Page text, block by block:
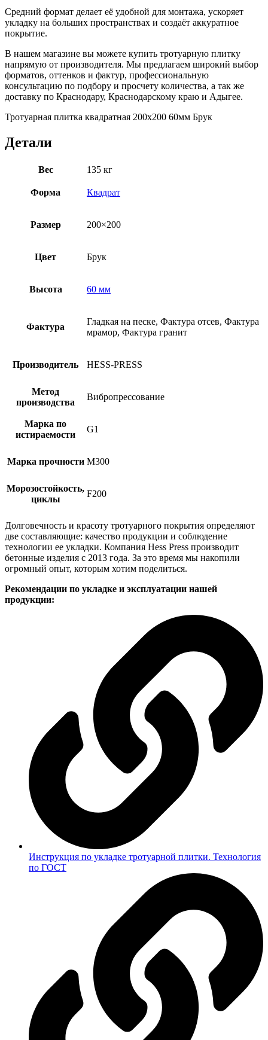
Средний формат делает её удобной для монтажа, ускоряет
укладку на больших пространствах и создаёт аккуратное
покрытие.
В нашем магазине вы можете купить тротуарную плитку
напрямую от производителя. Мы предлагаем широкий выбор
форматов, оттенков и фактур, профессиональную
консультацию по подбору и просчету количества, а так же
доставку по Краснодару, Краснодарскому краю и Адыгее.
Тротуарная плитка квадратная 200х200 60мм Брук
Детали
Вес 135 кг
Форма Квадрат
Размер 200×200
Цвет Брук
Высота 60 мм
Фактура
Гладкая на песке, Фактура отсев, Фактура
мрамор, Фактура гранит
Производитель HESS-PRESS
Метод
производства
Вибропрессование
Марка по
истираемости
G1
Марка прочности М300
Морозостойкость,
циклы
F200
Долговечность и красоту тротуарного покрытия определяют
две составляющие: качество продукции и соблюдение
технологии ее укладки. Компания Hess Press производит
бетонные изделия с 2013 года. За это время мы накопили
огромный опыт, которым хотим поделиться.
Рекомендации по укладке и эксплуатации нашей
продукции:
Инструкция по укладке тротуарной плитки. Технология
по ГОСТ